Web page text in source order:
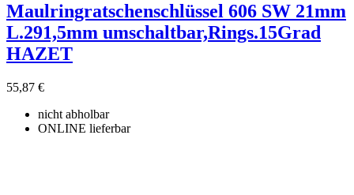
Maulringratschenschlüssel 606 SW 21mm
L.291,5mm umschaltbar,Rings.15Grad
HAZET
55,87 €
nicht abholbar
ONLINE lieferbar